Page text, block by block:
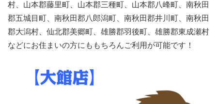
村、山本郡藤里町、山本郡三種町、山本郡八峰町、南秋田
郡五城目町、南秋田郡八郎潟町、南秋田郡井川町、南秋田
郡大潟村、仙北郡美郷町、雄勝郡羽後町、雄勝郡東成瀬村
などにお住まいの方にももちろんご利用が可能です！